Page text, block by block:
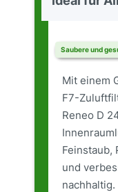
Saubere und
Mit einem
F7-
Reneo D
Feinstaub,
und
nachhaltig.